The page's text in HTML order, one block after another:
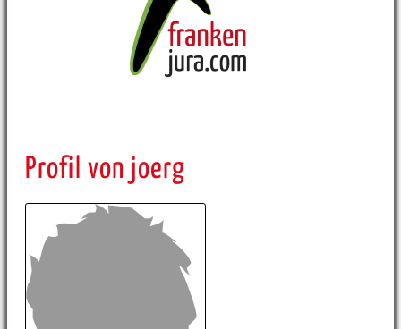
Profil von joerg